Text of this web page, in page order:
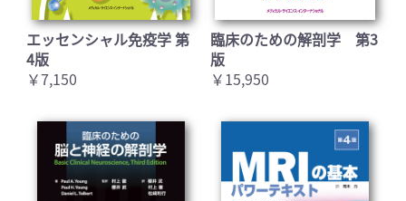
エッセンシャル免疫学 第
4版
￥7,150
臨床のための解剖学 第3
版
￥15,950